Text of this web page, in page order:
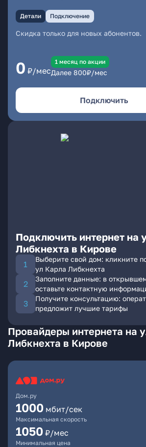
Детали Подключение
Скидка только для новых абонентов.
0 ₽/мес
1 месяц по акции
Далее 800₽/мес
Подключить
Подключить интернет на
Либкнехта в Кирове
Выберите свой дом: кликните
ул Карла Либкнехта
Заполните данные: в
оставьте контактную
Получите консультацию:
предложит лучшие тарифы
Провайдеры интернета на
Либкнехта в Кирове
Дом.ру
1000 мбит/сек
Максимальная скорость
1050 ₽/мес
Минимальная цена